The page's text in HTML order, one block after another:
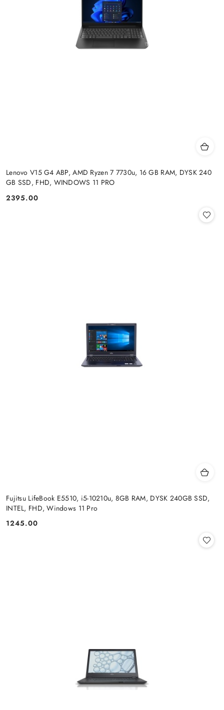
Lenovo V15 G4 ABP, AMD Ryzen 7 7730u, 16 GB RAM, DYSK 240
GB SSD, FHD, WINDOWS 11 PRO
Cena:
2395.00
Fujitsu LifeBook E5510, i5-10210u, 8GB RAM, DYSK 240GB SSD,
INTEL, FHD, Windows 11 Pro
Cena:
1245.00